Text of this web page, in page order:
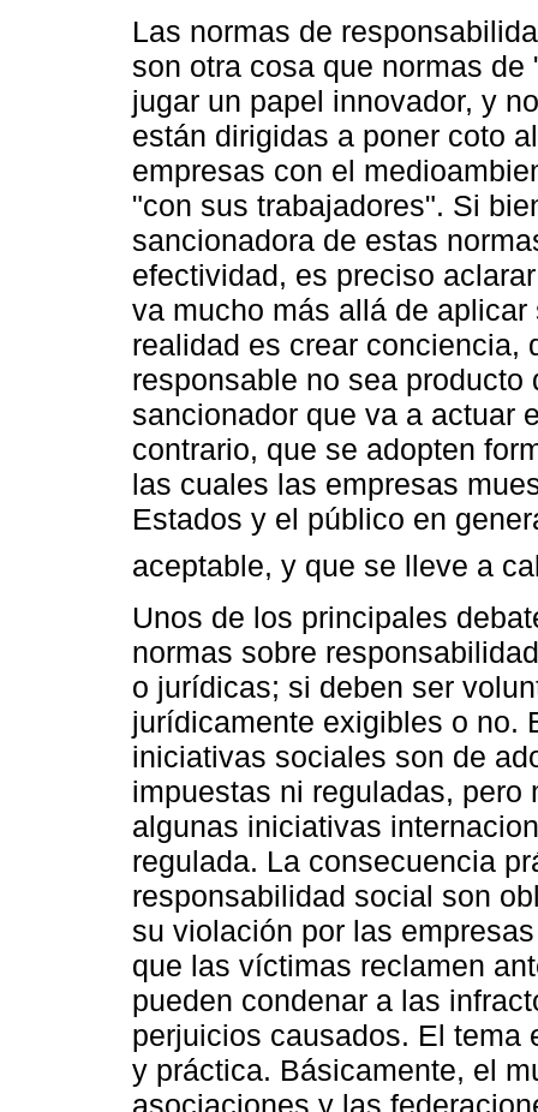
Las normas de
son otra cosa que normas
jugar un papel innovador, y
están dirigidas a poner coto
empresas con el
"con sus trabajadores". Si
sancionadora de estas
efectividad, es preciso
va mucho más allá de
realidad es crear conciencia,
responsable no sea
sancionador que va a actuar
contrario, que se adopten
las cuales las empresas
Estados y el público en
aceptable, y que se lleve a
Unos de los principales
normas sobre
o jurídicas; si deben ser
jurídicamente exigibles o no.
iniciativas sociales son de
impuestas ni reguladas,
algunas iniciativas
regulada. La consecuencia
responsabilidad social son
su violación por las
que las víctimas reclamen
pueden condenar a las
perjuicios causados. El tema
y práctica. Básicamente, el
asociaciones y las